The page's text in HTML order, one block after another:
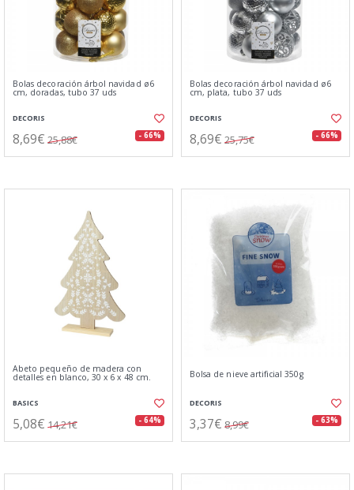
Bolas decoración árbol navidad ø6
cm, doradas, tubo 37 uds
DECORIS
8,69€ 25,88€ - 66%
Bolas decoración árbol navidad ø6
cm, plata, tubo 37 uds
DECORIS
8,69€ 25,75€ - 66%
Abeto pequeño de madera con
detalles en blanco, 30 x 6 x 48 cm.
BASICS
5,08€ 14,21€ - 64%
Bolsa de nieve artificial 350g
DECORIS
3,37€ 8,99€ - 63%